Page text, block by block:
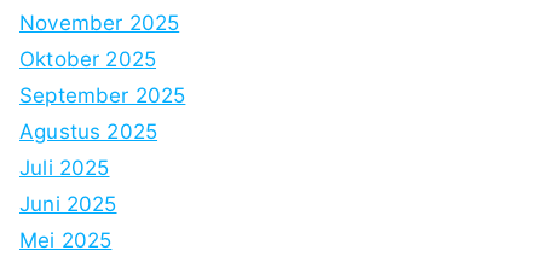
November 2025
Oktober 2025
September 2025
Agustus 2025
Juli 2025
Juni 2025
Mei 2025